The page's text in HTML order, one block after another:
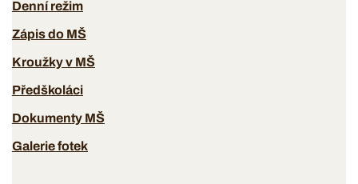
Denní režim
Zápis do MŠ
Kroužky v MŠ
Předškoláci
Dokumenty MŠ
Galerie fotek